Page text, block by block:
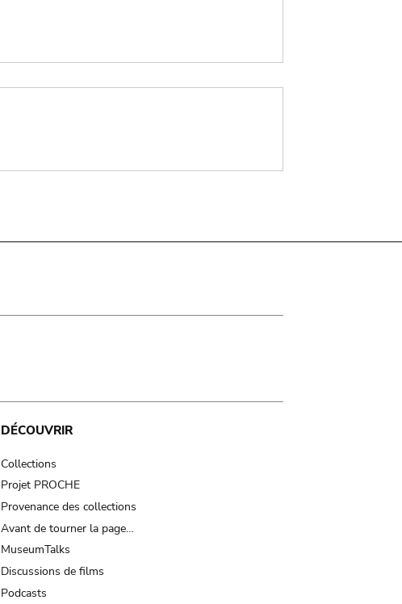
DÉCOUVRIR
Collections
Projet PROCHE
Provenance des collections
Avant de tourner la page…
MuseumTalks
Discussions de films
Podcasts